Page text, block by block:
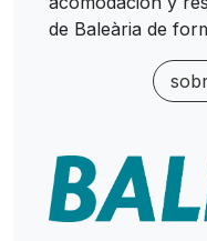
de Baleària de